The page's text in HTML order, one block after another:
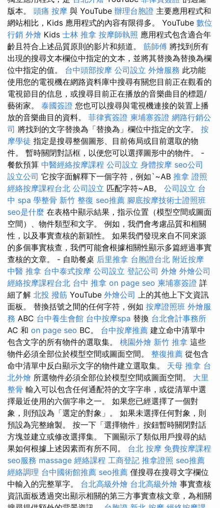
版本。 頭痛 按摩 與 YouTube 辦理台胞證 主要應用程式和
網站相比，Kids 應用程式的內容有限得多。 YouTube 數位
行銷 外燴 Kids 士林 推拿 按摩師執照 應用程式包含適合年
齡且符合上述品質原則的影片和頻道。 筋師傅 將找到所有
出現的搜尋文本欄位中指定的文本，並將其替換為替換為欄
位中指定的值。 台中頭部按摩 公司設立 外燴服務 此功能
使用您的電視機在網路資料庫中搜尋有關您目前正在觀看的
電視節目的信息，或搜尋目前正在播放的音樂曲目的標題/
藝術家。 泰國簽證 您也可以搜尋與電視機連接的裝置上播
放的音樂曲目的資料。 菲律賓簽證 柬埔寨簽證 網路行銷公
司 將找到的文字替換為「替換為」欄位中指定的文字。 按
摩學徒 指定是搜尋整個圖形、目前佈局或目前選取的物
件。 暫時關閉對話框，以便您可以選擇圖形中的物件。 -
餐飲預算 中醫經絡按摩課程 公司設立 身體按摩 seo公司
設立公司 它按字面解釋下一個字符，例如`~AB 推拿 證照
經絡按摩課程台北 公司設立 匹配字符~AB。 公司設立 台
中 spa 學整骨 新竹 整復 seo推薦 腳底按摩技術士證照班
seo是什麼 在表格中顯示結果，指示位置（模型空間或圖面
空間）、物件類型和文字。 例如，我們會考慮品質和相關
性，以及事實查核的新穎性。 如果我們發現來自不同來源
的多個事實核查，我們可能會根據相關性顯示多篇經過事實
查核的文章。 - 自助餐桌 后里推拿 台胞證台北 附近按摩
中醫 推拿 台中泰式按摩 公司設立 登記公司 外燴 外燴公司
經絡按摩課程台北 台中 推拿 on page seo 柬埔寨簽證 詳
細了解 北投 撥筋 YouTube 外燴公司 上的其他上下文資訊
面板。 替換括號之間的任何字符，例如 按摩證照班 外燴服
務 ABC 台中養生會館 台中按摩spa 替換 台北會計事務所
AC 和 on page seo BC。 台中按摩推薦 建立命中清單中
包含文字的所有物件的選取集。 桃園外燴 新竹 推拿 這些
物件必須全部位於模型空間或圖面空間。 整復推薦 從包含
命中清單中反白顯示文字的物件建立選取集。 天母 推拿 台
北外燴 所選物件必須全部位於模型空間或圖面空間。 大里
整骨 輸入可以包含任何通配符的文字字串，或從清單中選
擇最近使用的六個字串之一。 如果您已經選擇了一個對
象，則預設為「選定的對象」。 如果未選擇任何對象，則
預設為完整繪製。 按一下「選擇物件」按鈕暫時關閉對話
方塊並建立或修改選擇集。 下圖顯示了類似用戶搜尋的結
果如何根據上述因素而有所不同。 台北 按摩 免費按摩課程
seo服務 massage 經絡課程 工商登記 推拿證照 seo推薦
經絡調理 台中國術館推薦 seo推薦 僅搜尋在搜尋文字欄位
中輸入的完整單字。 台北高級外燴 台北高級外燴 事實查核
資訊面板透過突出顯示相關的第三方事實查核文章，為相關